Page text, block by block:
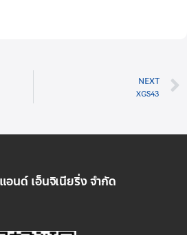
NEXT
XGS43
นด์ เอ็นจิเนียริ่ง จำกัด